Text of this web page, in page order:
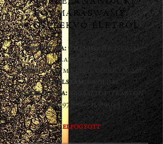
COOMARASWAMY:
A CSELEKVŐ ÉLETRŐL
Fordította:Umenhoffer István,
Laki Zoltán
Kiadó:Sursum kiadó, Gödöllő, 2017
Oldalszám:
60 oldal
Kötés típusa:ragasztott, karton
ISBN:978-963-12-8956-5
ELFOGYOTT